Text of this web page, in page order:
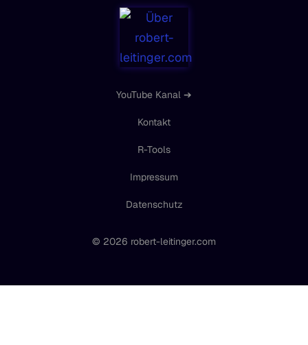
© 2026 robert-leitinger.com
YouTube Kanal ➔
Kontakt
R-Tools
Impressum
Datenschutz